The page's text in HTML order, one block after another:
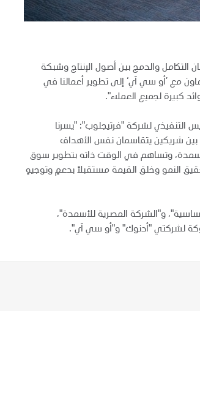
والدمج بين أصول الإنتاج وشبكة
مع ’أو سي آي‘ إلى تطوير أعمالنا في
كبيرة لجميع العملاء".
التنفيذي لشركة "فرتيجلوب": "يسرنا
بين شريكين يتقاسمان نفس الأهداف
وتساهم في الوقت ذاته بتطوير سوق
النمو وخلق القيمة مستقبلاً بدعمٍ وتوجيهٍ
و"الشركة المصرية للأسمدة"،
لشركتي "أدنوك" و"أو سي آي".